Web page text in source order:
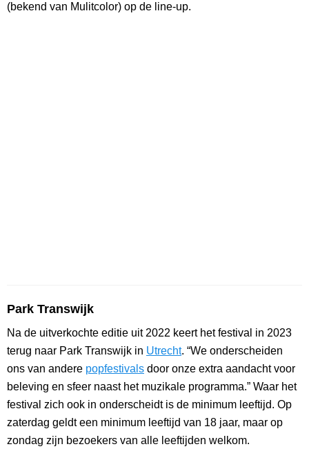
(bekend van Mulitcolor) op de line-up.
Park Transwijk
Na de uitverkochte editie uit 2022 keert het festival in 2023
terug naar Park Transwijk in Utrecht. “We onderscheiden
ons van andere popfestivals door onze extra aandacht voor
beleving en sfeer naast het muzikale programma.” Waar het
festival zich ook in onderscheidt is de minimum leeftijd. Op
zaterdag geldt een minimum leeftijd van 18 jaar, maar op
zondag zijn bezoekers van alle leeftijden welkom.